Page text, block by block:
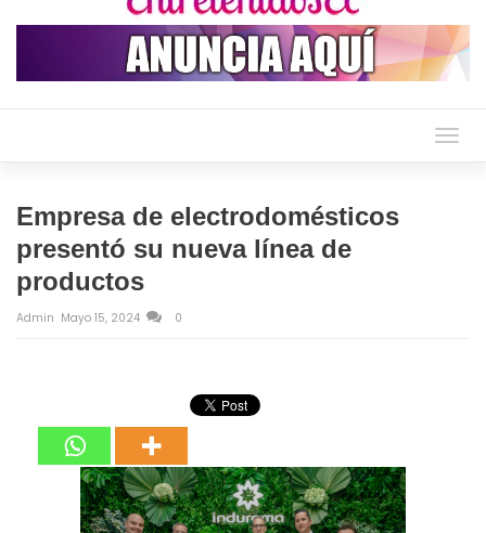
Empresa de electrodomésticos
presentó su nueva línea de
productos
Admin Mayo 15, 2024 0